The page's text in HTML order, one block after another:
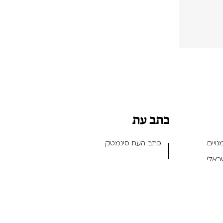
כתב עת
כתב העת סינמטק